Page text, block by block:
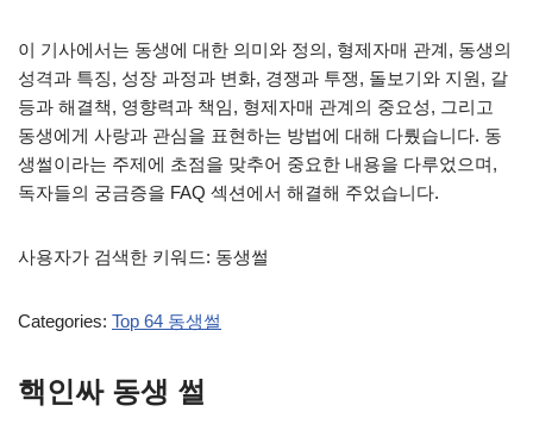
이 기사에서는 동생에 대한 의미와 정의, 형제자매 관계, 동생의
성격과 특징, 성장 과정과 변화, 경쟁과 투쟁, 돌보기와 지원, 갈
등과 해결책, 영향력과 책임, 형제자매 관계의 중요성, 그리고
동생에게 사랑과 관심을 표현하는 방법에 대해 다뤘습니다. 동
생썰이라는 주제에 초점을 맞추어 중요한 내용을 다루었으며,
독자들의 궁금증을 FAQ 섹션에서 해결해 주었습니다.
사용자가 검색한 키워드: 동생썰
Categories: Top 64 동생썰
핵인싸 동생 썰